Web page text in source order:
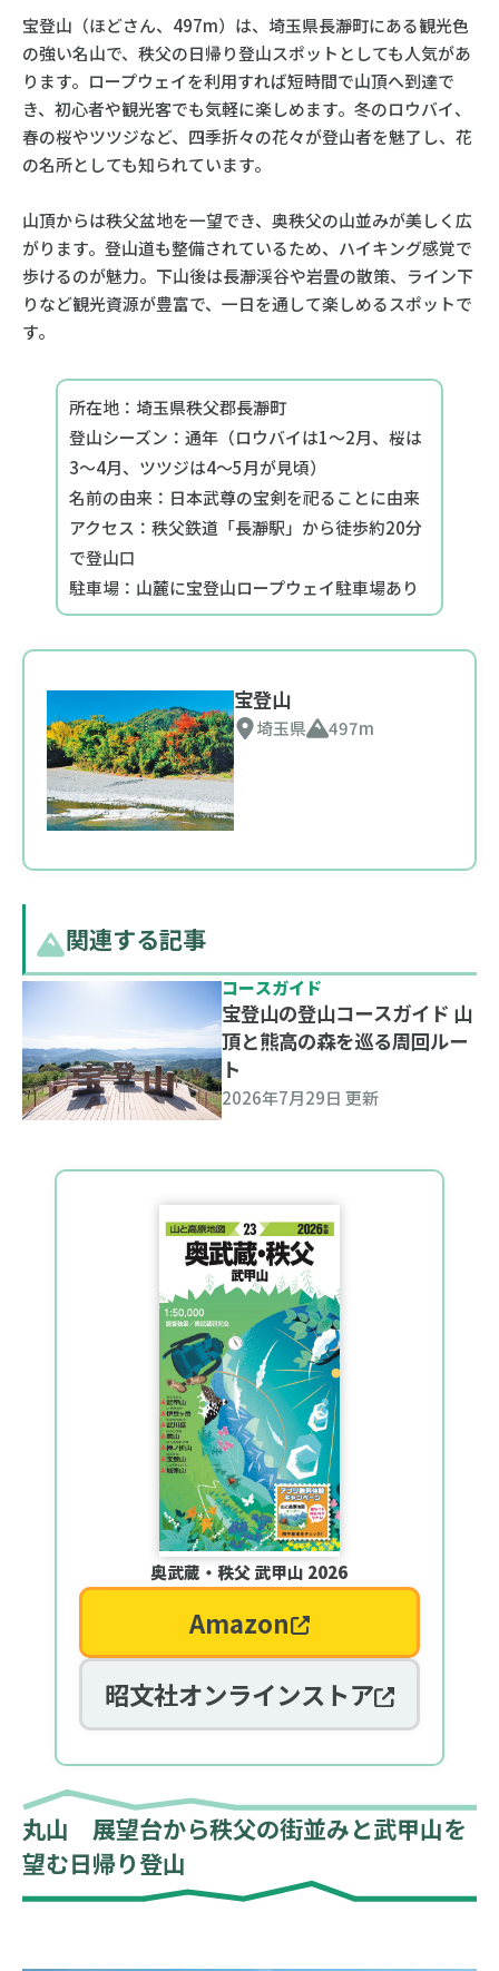
宝登山（ほどさん、497m）は、埼玉県長瀞町にある観光色
の強い名山で、秩父の日帰り登山スポットとしても人気があ
ります。ロープウェイを利用すれば短時間で山頂へ到達で
き、初心者や観光客でも気軽に楽しめます。冬のロウバイ、
春の桜やツツジなど、四季折々の花々が登山者を魅了し、花
の名所としても知られています。
山頂からは秩父盆地を一望でき、奥秩父の山並みが美しく広
がります。登山道も整備されているため、ハイキング感覚で
歩けるのが魅力。下山後は長瀞渓谷や岩畳の散策、ライン下
りなど観光資源が豊富で、一日を通して楽しめるスポットで
す。
所在地：埼玉県秩父郡長瀞町
登山シーズン：通年（ロウバイは1〜2月、桜は
3〜4月、ツツジは4〜5月が見頃）
名前の由来：日本武尊の宝剣を祀ることに由来
アクセス：秩父鉄道「長瀞駅」から徒歩約20分
で登山口
駐車場：山麓に宝登山ロープウェイ駐車場あり
宝登山
埼玉県 497m
関連する記事
コースガイド
宝登山の登山コースガイド 山
頂と熊高の森を巡る周回ルー
ト
2026年7月29日 更新
奥武蔵・秩父 武甲山 2026
Amazon
昭文社オンラインストア
丸山 展望台から秩父の街並みと武甲山を
望む日帰り登山